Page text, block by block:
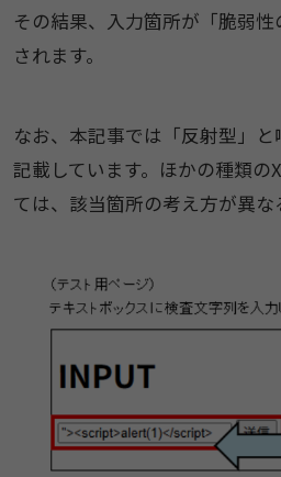
その結果、入力箇所が「脆弱
されます。
なお、本記事では「反射型」と
記載しています。ほかの種類の
ては、該当箇所の考え方が異な